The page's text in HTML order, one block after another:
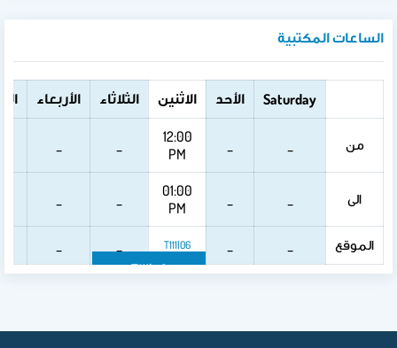
الساعات المكتبية
Saturday الأحد الاثنين الثلاثاء الأربعاء
من
12:00
PM
الى
01:00
PM
الموقع 06|T111
06|T111